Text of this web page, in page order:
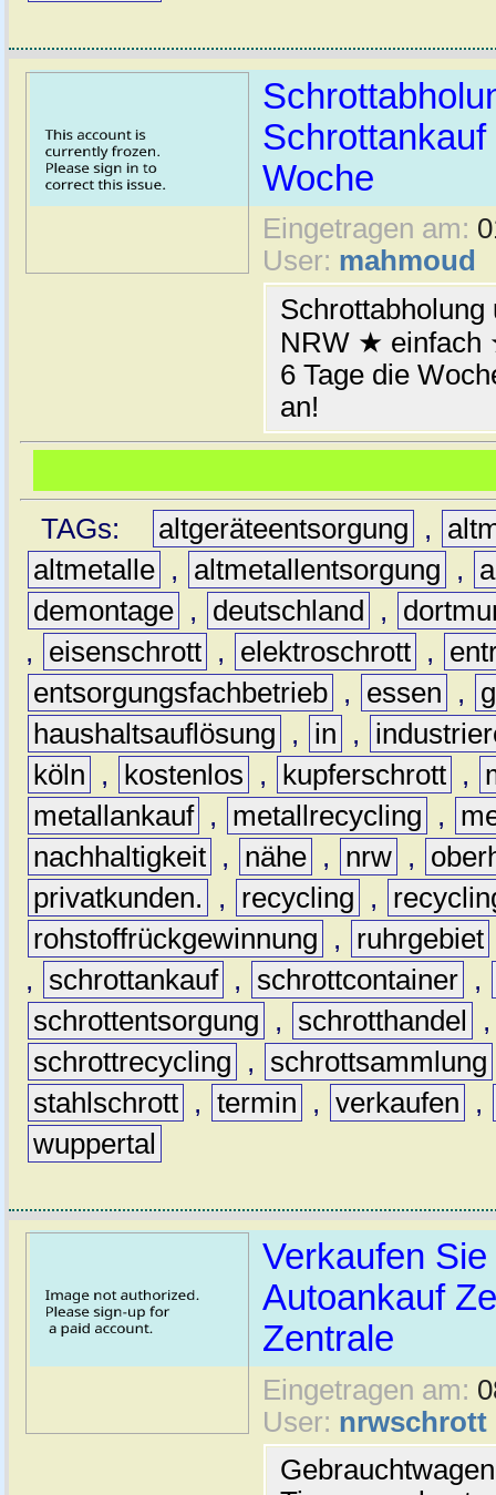
Schrottankauf
Woche
Eingetragen am:
User: mahmoud
Schrottabholung
NRW ★
6 Tage die
an!
TAGs: altgeräteentsorgung ,
altmetalle , altmetallentsorgung ,
demontage , deutschland ,
,
eisenschrott , elektroschrott ,
entsorgungsfachbetrieb , essen ,
haushaltsauflösung
, in ,
köln
, kostenlos , kupferschrott ,
metallankauf , metallrecycling ,
nachhaltigkeit , nähe , nrw ,
privatkunden.
, recycling ,
rohstoffrückgewinnung
, ruhrgebiet
,
schrottankauf , schrottcontainer ,
schrottentsorgung
, schrotthandel
schrottrecycling
, schrottsammlung
stahlschrott , termin , verkaufen
,
wuppertal
Verkaufen
Autoankauf
Zentrale
Eingetragen am:
User: nrwschrott